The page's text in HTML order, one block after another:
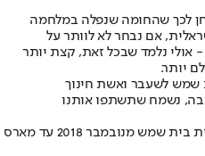
לכך שהחומה שנפלה במלחמה
אם נבחר לא לוותר על
אולי נלמד שבכל זאת, קצת יותר
יותר.
שמש לשעבר ואשת חינוך
נשמח שתשתפו אותנו
ד"ר עליזה בלוך כיהנה בראשות עיריית בית שמש מנובמבר 2018 עד מארס